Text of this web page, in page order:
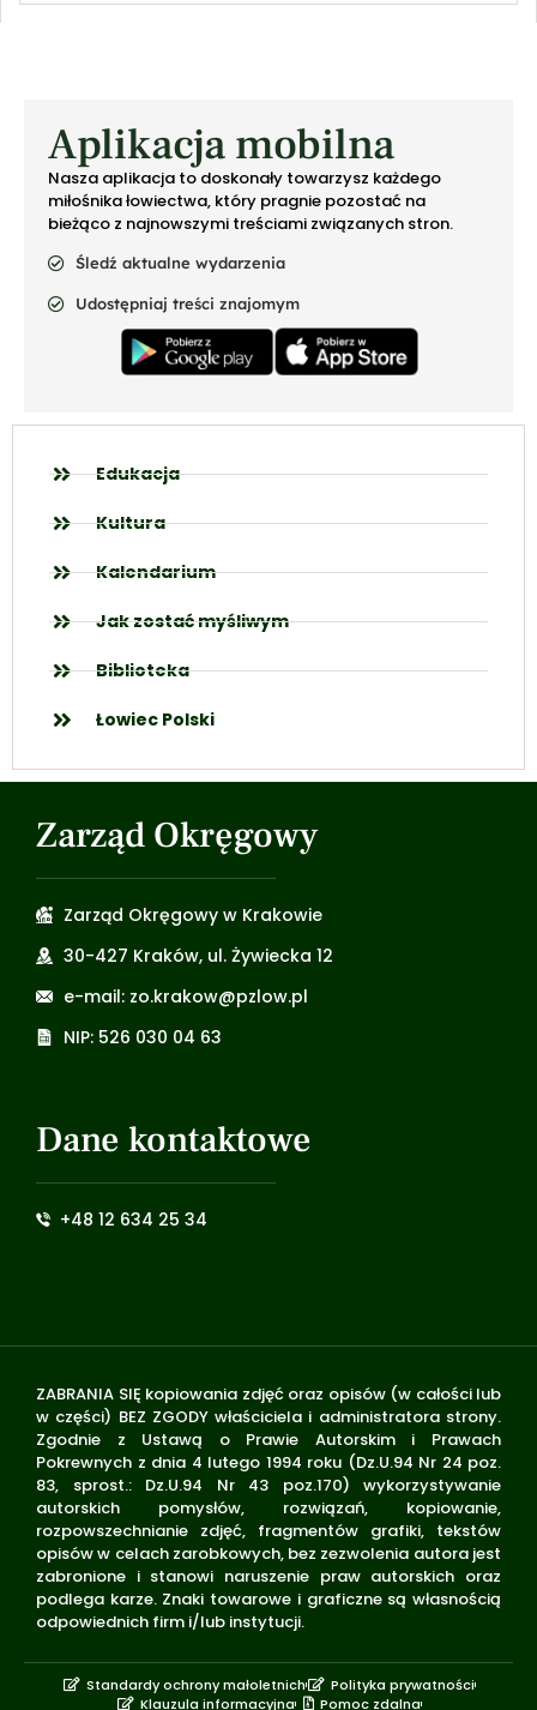
Aplikacja mobilna
Nasza aplikacja to doskonały towarzysz każdego
miłośnika łowiectwa, który pragnie pozostać na
bieżąco z najnowszymi treściami związanych stron.
Śledź aktualne wydarzenia
Udostępniaj treści znajomym
Edukacja
Kultura
Kalendarium
Jak zostać myśliwym
Biblioteka
Łowiec Polski
Zarząd Okręgowy
Zarząd Okręgowy w Krakowie
30-427 Kraków, ul. Żywiecka 12
e-mail: zo.krakow@pzlow.pl
NIP: 526 030 04 63
Dane kontaktowe
+48 12 634 25 34
ZABRANIA SIĘ kopiowania zdjęć oraz opisów (w całości lub
w części) BEZ ZGODY właściciela i administratora strony.
Zgodnie z Ustawą o Prawie Autorskim i Prawach
Pokrewnych z dnia 4 lutego 1994 roku (Dz.U.94 Nr 24 poz.
83, sprost.: Dz.U.94 Nr 43 poz.170) wykorzystywanie
autorskich pomysłów, rozwiązań, kopiowanie,
rozpowszechnianie zdjęć, fragmentów grafiki, tekstów
opisów w celach zarobkowych, bez zezwolenia autora jest
zabronione i stanowi naruszenie praw autorskich oraz
podlega karze. Znaki towarowe i graficzne są własnością
odpowiednich firm i/lub instytucji.
Standardy ochrony małoletnich
Polityka prywatności
Klauzula informacyjna
Pomoc zdalna